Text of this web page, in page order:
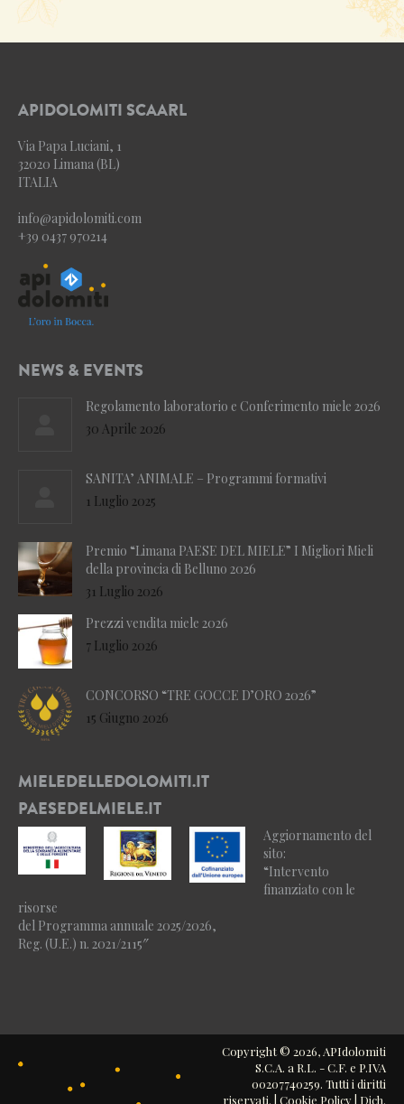
APIDOLOMITI SCAARL
Via Papa Luciani, 1
32020 Limana (BL)
ITALIA
info@apidolomiti.com
+39 0437 970214
NEWS & EVENTS
Regolamento laboratorio e Conferimento miele 2026
30 Aprile 2026
SANITA’ ANIMALE – Programmi formativi
1 Luglio 2025
Premio “Limana PAESE DEL MIELE” I Migliori Mieli
della provincia di Belluno 2026
31 Luglio 2026
Prezzi vendita miele 2026
7 Luglio 2026
CONCORSO “TRE GOCCE D’ORO 2026”
15 Giugno 2026
MIELEDELLEDOLOMITI.IT
PAESEDELMIELE.IT
Aggiornamento del
sito:
“Intervento
finanziato con le
risorse
del Programma annuale 2025/2026,
Reg. (U.E.) n. 2021/2115″
Copyright © 2026, APIdolomiti
S.C.A. a R.L. - C.F. e P.IVA
00207740259. Tutti i diritti
riservati. | Cookie Policy Dich.